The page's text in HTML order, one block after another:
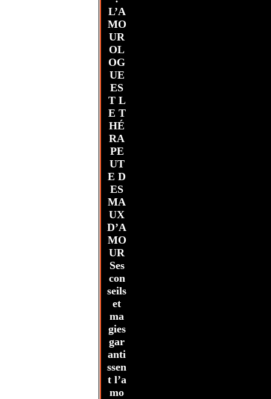
L’A
MO
UR
OL
OG
UE
ES
T L
E T
HÉ
RA
PE
UT
E D
ES
MA
UX
D’A
MO
UR
Ses
con
seils
et
ma
gies
gar
anti
ssen
t l’a
mo